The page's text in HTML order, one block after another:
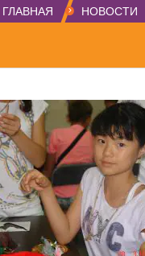
ГЛАВНАЯ НОВОСТИ